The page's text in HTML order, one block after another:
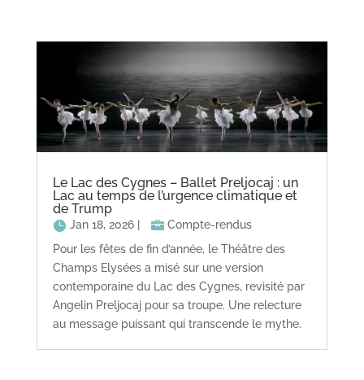
Le Lac des Cygnes – Ballet Preljocaj : un
Lac au temps de l’urgence climatique et
de Trump
Jan 18, 2026|
Compte-rendus
Pour les fêtes de fin d’année, le Théâtre des
Champs Elysées a misé sur une version
contemporaine du Lac des Cygnes, revisité par
Angelin Preljocaj pour sa troupe. Une relecture
au message puissant qui transcende le mythe.